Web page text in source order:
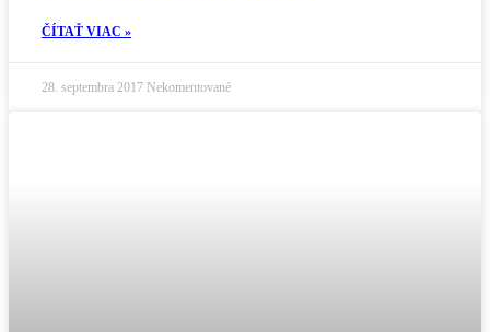
ČÍTAŤ VIAC »
28. septembra 2017 Nekomentované